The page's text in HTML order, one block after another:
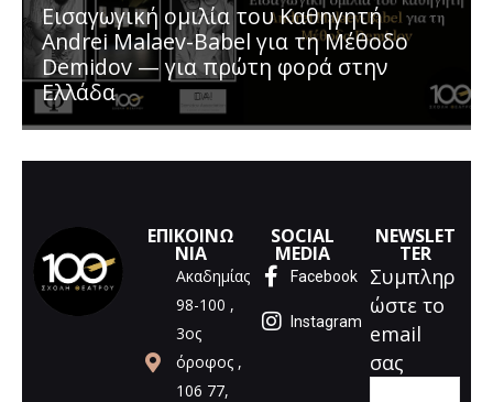
Εισαγωγική ομιλία του Καθηγητή
Andrei Malaev-Babel για τη Μέθοδο
Demidov — για πρώτη φορά στην
Ελλάδα
ΕΠΙΚΟΙΝΩ
ΝΙΑ
Ακαδημίας
98-100 ,
3ος
όροφος ,
106 77,
SOCIAL
MEDIA
Facebook
Instagram
NEWSLET
TER
Συμπληρ
ώστε το
email
σας